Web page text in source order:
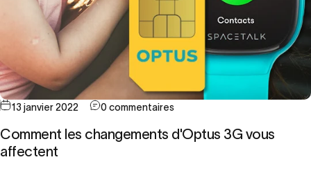
13 janvier 2022 0 commentaires
Comment les changements d'Optus 3G vous
affectent